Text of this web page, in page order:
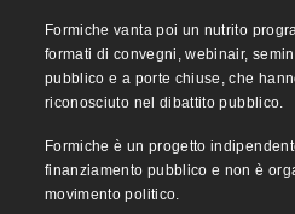
Formiche vanta poi un nutrito
formati di convegni, webinair,
pubblico e a porte chiuse, che
riconosciuto nel dibattito pubblico.
Formiche è un progetto
finanziamento pubblico e non è
movimento politico.